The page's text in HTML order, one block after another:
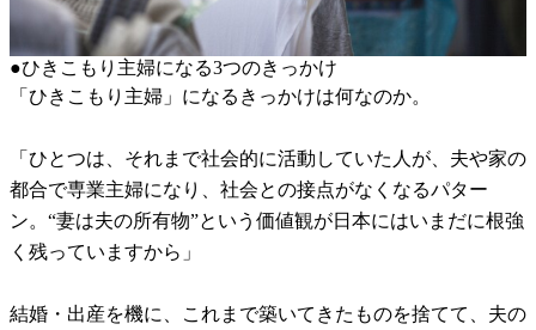
●ひきこもり主婦になる3つのきっかけ
「ひきこもり主婦」になるきっかけは何なのか。
「ひとつは、それまで社会的に活動していた人が、夫や家の
都合で専業主婦になり、社会との接点がなくなるパター
ン。“妻は夫の所有物”という価値観が日本にはいまだに根強
く残っていますから」
結婚・出産を機に、これまで築いてきたものを捨てて、夫の